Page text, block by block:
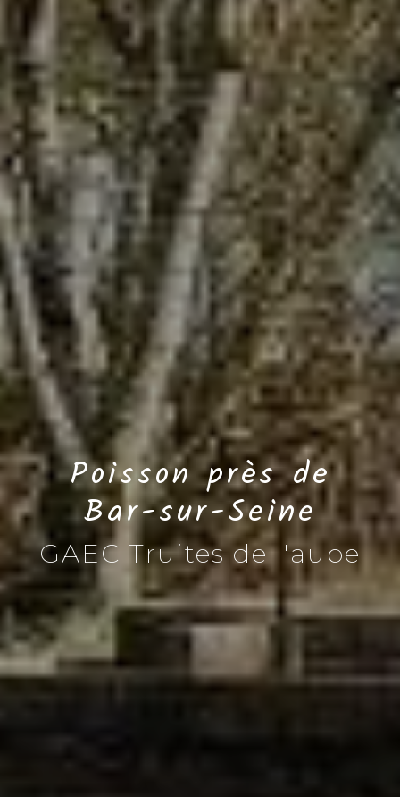
Poisson près de
Bar-sur-Seine
GAEC Truites de l'aube